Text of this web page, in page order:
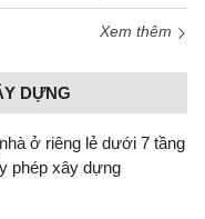
Xem thêm
DỰNG
ở riêng lẻ dưới 7 tầng
phép xây dựng